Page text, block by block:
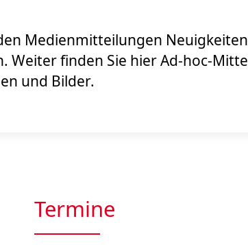
Medien­mitteilungen
Weiter finden Sie hier Ad-hoc-
und Bilder.
Termine